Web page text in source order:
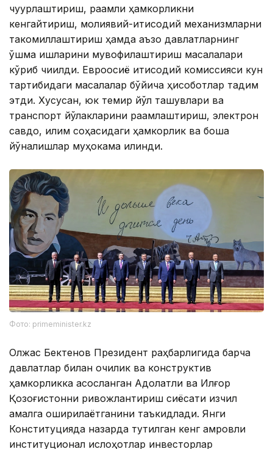
чуқурлаштириш, рақамли ҳамкорликни
кенгайтириш, молиявий-иқтисодий механизмларни
такомиллаштириш ҳамда аъзо давлатларнинг
қўшма ишларини мувофиқлаштириш масалалари
кўриб чиқилди. Евроосиё иқтисодий комиссияси кун
тартибидаги масалалар бўйича ҳисоботлар тақдим
этди. Хусусан, юк темир йўл ташувлари ва
транспорт йўлакларини рақамлаштириш, электрон
савдо, иқлим соҳасидаги ҳамкорлик ва бошқа
йўналишлар муҳокама қилинди.
Фото: primeminister.kz
Олжас Бектенов Президент раҳбарлигида барча
давлатлар билан очиқлик ва конструктив
ҳамкорликка асосланган Адолатли ва Илғор
Қозоғистонни ривожлантириш сиёсати изчил
амалга оширилаётганини таъкидлади. Янги
Конституцияда назарда тутилган кенг қамровли
институционал ислоҳотлар инвесторлар